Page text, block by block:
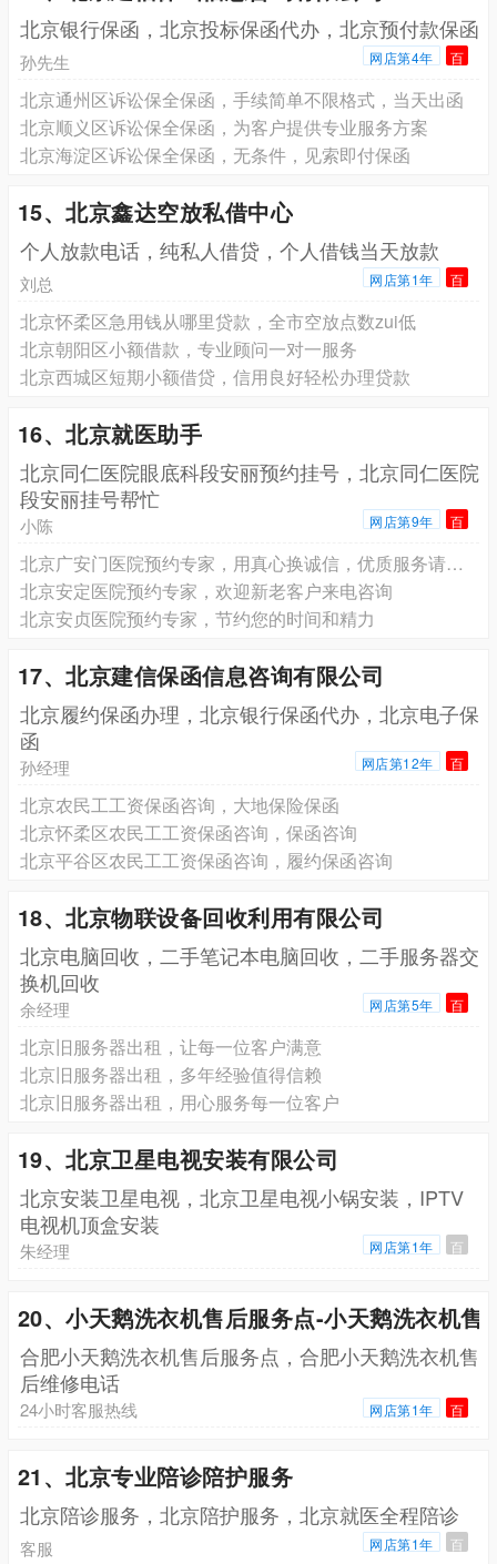
北京银行保函，北京投标保函代办，北京预付款保函
孙先生 网店第4年 百
北京通州区诉讼保全保函，手续简单不限格式，当天出函
北京顺义区诉讼保全保函，为客户提供专业服务方案
北京海淀区诉讼保全保函，无条件，见索即付保函
15、北京鑫达空放私借中心
个人放款电话，纯私人借贷，个人借钱当天放款
刘总 网店第1年 百
北京怀柔区急用钱从哪里贷款，全市空放点数zui低
北京朝阳区小额借款，专业顾问一对一服务
北京西城区短期小额借贷，信用良好轻松办理贷款
16、北京就医助手
北京同仁医院眼底科段安丽预约挂号，北京同仁医院
段安丽挂号帮忙
小陈 网店第9年 百
北京广安门医院预约专家，用真心换诚信，优质服务请放心
北京安定医院预约专家，欢迎新老客户来电咨询
北京安贞医院预约专家，节约您的时间和精力
17、北京建信保函信息咨询有限公司
北京履约保函办理，北京银行保函代办，北京电子保
函
孙经理 网店第12年 百
北京农民工工资保函咨询，大地保险保函
北京怀柔区农民工工资保函咨询，保函咨询
北京平谷区农民工工资保函咨询，履约保函咨询
18、北京物联设备回收利用有限公司
北京电脑回收，二手笔记本电脑回收，二手服务器交
换机回收
余经理 网店第5年 百
北京旧服务器出租，让每一位客户满意
北京旧服务器出租，多年经验值得信赖
北京旧服务器出租，用心服务每一位客户
19、北京卫星电视安装有限公司
北京安装卫星电视，北京卫星电视小锅安装，IPTV
电视机顶盒安装
朱经理 网店第1年 百
20、小天鹅洗衣机售后服务点-小天鹅洗衣机售
合肥小天鹅洗衣机售后服务点，合肥小天鹅洗衣机售
后维修电话
24小时客服热线 网店第1年 百
21、北京专业陪诊陪护服务
北京陪诊服务，北京陪护服务，北京就医全程陪诊
客服 网店第1年 百